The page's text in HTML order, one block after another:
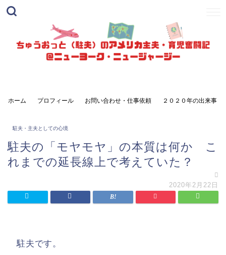
ホーム プロフィール お問い合わせ・仕事依頼 ２０２０年の出来事
駐夫・主夫としての心境
駐夫の「モヤモヤ」の本質は何か こ
れまでの延長線上で考えていた？
2020年2月22日
駐夫です。